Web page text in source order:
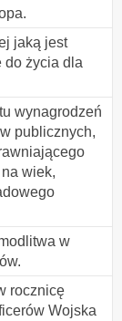
jaką jest
do życia dla
wynagrodzeń
publicznych,
wiek,
w
rocznicę
Wojska